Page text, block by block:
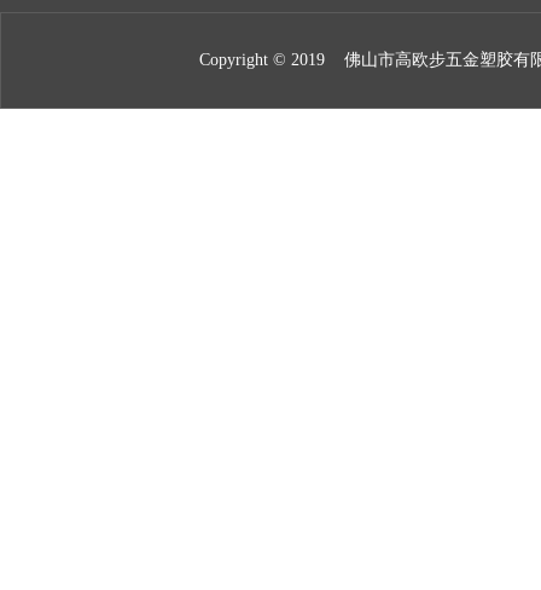
Copyright © 2019 佛山市高欧步五金塑胶有